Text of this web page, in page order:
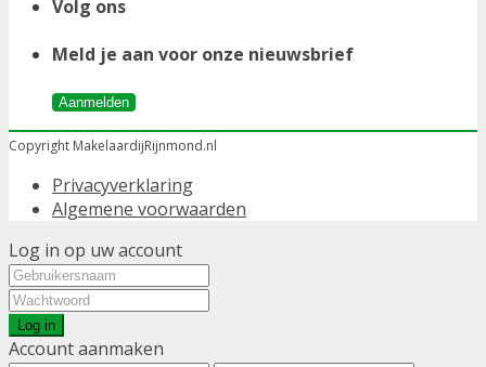
Volg ons
Meld je aan voor onze nieuwsbrief
Aanmelden
Copyright MakelaardijRijnmond.nl
Privacyverklaring
Algemene voorwaarden
Log in op uw account
Log in
Account aanmaken